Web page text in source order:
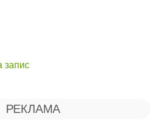
запис
РЕКЛАМА